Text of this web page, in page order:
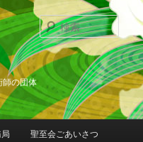
師の団体
索
聖至会ごあいさつ